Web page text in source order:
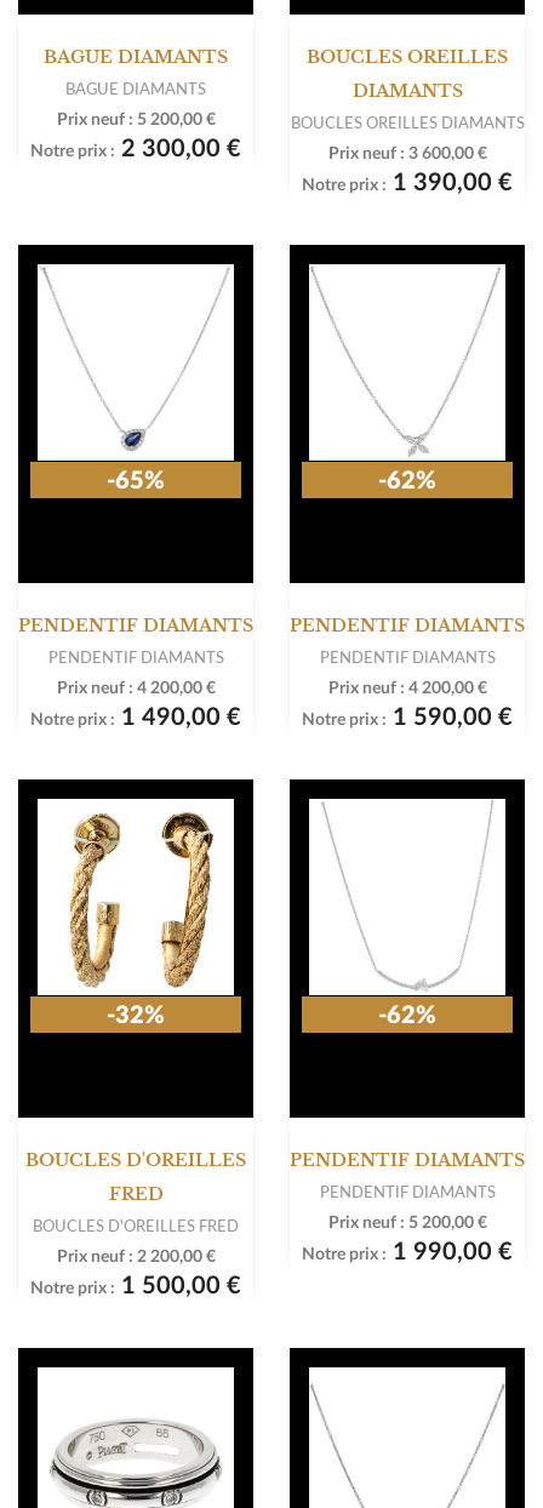
BAGUE DIAMANTS
BAGUE DIAMANTS
Prix neuf : 5 200,00 €
Notre prix : 2 300,00 €
BOUCLES OREILLES
DIAMANTS
BOUCLES OREILLES DIAMANTS
Prix neuf : 3 600,00 €
Notre prix : 1 390,00 €
PENDENTIF DIAMANTS
PENDENTIF DIAMANTS
Prix neuf : 4 200,00 €
Notre prix : 1 490,00 €
-65%
PENDENTIF DIAMANTS
PENDENTIF DIAMANTS
Prix neuf : 4 200,00 €
Notre prix : 1 590,00 €
-62%
BOUCLES D'OREILLES
FRED
BOUCLES D'OREILLES FRED
Prix neuf : 2 200,00 €
Notre prix : 1 500,00 €
-32%
PENDENTIF DIAMANTS
PENDENTIF DIAMANTS
Prix neuf : 5 200,00 €
Notre prix : 1 990,00 €
-62%